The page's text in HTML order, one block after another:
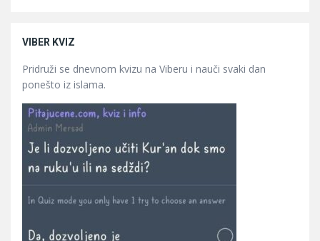
VIBER KVIZ
Pridruži se dnevnom kvizu na Viberu i nauči svaki dan
ponešto iz islama.